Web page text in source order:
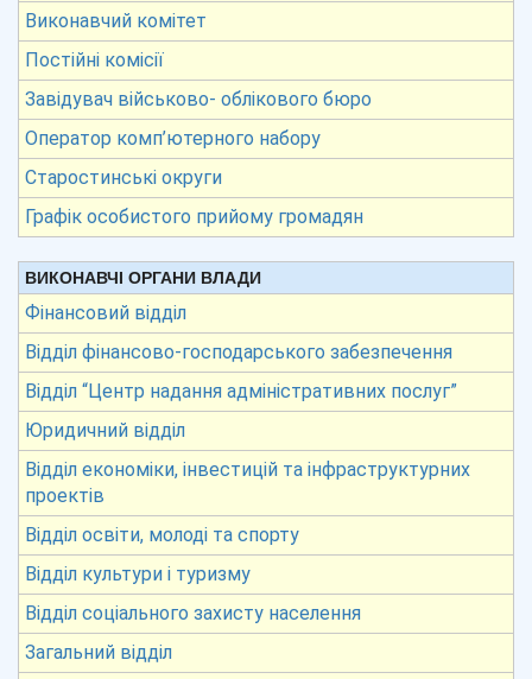
Виконавчий комітет
Постійні комісії
Завідувач військово- облікового бюро
Оператор комп’ютерного набору
Старостинські округи
Графік особистого прийому громадян
ВИКОНАВЧІ ОРГАНИ ВЛАДИ
Фінансовий відділ
Відділ фінансово-господарського забезпечення
Відділ “Центр надання адміністративних послуг”
Юридичний відділ
Відділ економіки, інвестицій та інфраструктурних
проектів
Відділ освіти, молоді та спорту
Відділ культури і туризму
Відділ соціального захисту населення
Загальний відділ